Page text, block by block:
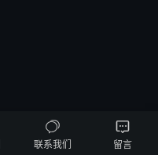

联系我们

留言